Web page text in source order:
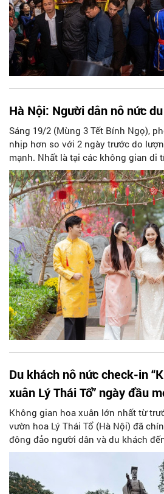
Hà Nội: Người dân nô nức
Sáng 19/2 (Mùng 3 Tết Bính Ngọ),
nhịp hơn so với 2 ngày trước do
mạnh. Nhất là tại các không gian di
Du khách nô nức check-in
xuân Lý Thái Tổ” ngày đầu
Không gian hoa xuân lớn nhất từ
vườn hoa Lý Thái Tổ (Hà Nội) đã
đông đảo người dân và du khách
Đây là món quà đặc biệt Tập đoàn
thành phố Hà Nội nhân dịp năm